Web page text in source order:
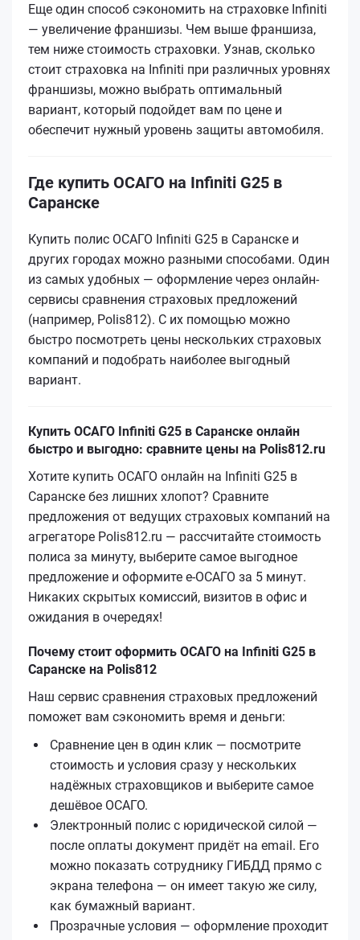
Еще один способ сэкономить на страховке Infiniti
— увеличение франшизы. Чем выше франшиза,
тем ниже стоимость страховки. Узнав, сколько
стоит страховка на Infiniti при различных уровнях
франшизы, можно выбрать оптимальный
вариант, который подойдет вам по цене и
обеспечит нужный уровень защиты автомобиля.
Где купить ОСАГО на Infiniti G25 в
Саранске
Купить полис ОСАГО Infiniti G25 в Саранске и
других городах можно разными способами. Один
из самых удобных — оформление через онлайн-
сервисы сравнения страховых предложений
(например, Polis812). С их помощью можно
быстро посмотреть цены нескольких страховых
компаний и подобрать наиболее выгодный
вариант.
Купить ОСАГО Infiniti G25 в Саранске онлайн
быстро и выгодно: сравните цены на Polis812.ru
Хотите купить ОСАГО онлайн на Infiniti G25 в
Саранске без лишних хлопот? Сравните
предложения от ведущих страховых компаний на
агрегаторе Polis812.ru — рассчитайте стоимость
полиса за минуту, выберите самое выгодное
предложение и оформите е‑ОСАГО за 5 минут.
Никаких скрытых комиссий, визитов в офис и
ожидания в очередях!
Почему стоит оформить ОСАГО на Infiniti G25 в
Саранске на Polis812
Наш сервис сравнения страховых предложений
поможет вам сэкономить время и деньги:
Сравнение цен в один клик — посмотрите
стоимость и условия сразу у нескольких
надёжных страховщиков и выберите самое
дешёвое ОСАГО.
Электронный полис с юридической силой —
после оплаты документ придёт на email. Его
можно показать сотруднику ГИБДД прямо с
экрана телефона — он имеет такую же силу,
как бумажный вариант.
Прозрачные условия — оформление проходит